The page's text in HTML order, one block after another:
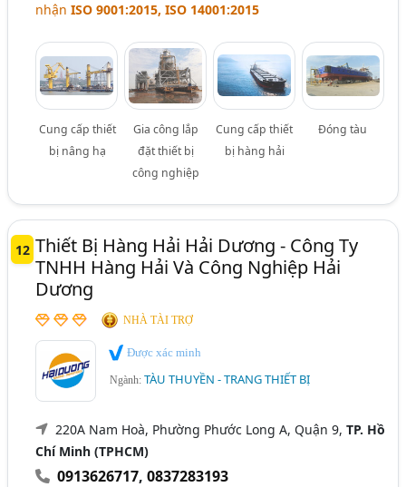
nhậnISO 9001:2015, ISO 14001:2015
Cung cấp thiết
bị nâng hạ
Gia công lắp
đặt thiết bị
công nghiệp
Cung cấp thiết
bị hàng hải
Đóng tàu
12 Thiết Bị Hàng Hải Hải Dương - Công Ty
TNHH Hàng Hải Và Công Nghiệp Hải
Dương
NHÀ TÀI TRỢ
Được xác minh
Ngành:TÀU THUYỀN - TRANG THIẾT BỊ
220A Nam Hoà, Phường Phước Long A, Quận 9,TP. Hồ
Chí Minh (TPHCM)
0913626717,0837283193